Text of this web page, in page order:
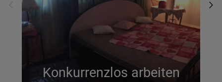
Konkurrenzlos arbeiten